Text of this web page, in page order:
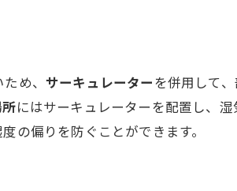
ため、サーキュレーターを併用して
にはサーキュレーターを配置し、
の偏りを防ぐことができます。